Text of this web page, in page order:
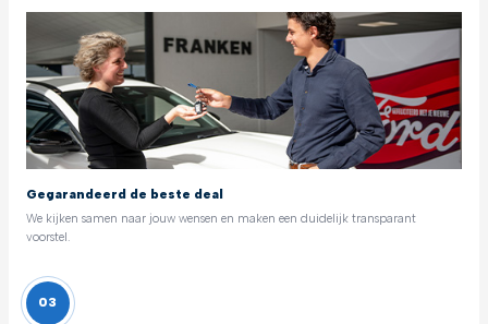
Gegarandeerd de beste deal
We kijken samen naar jouw wensen en maken een duidelijk transparant
voorstel.
03